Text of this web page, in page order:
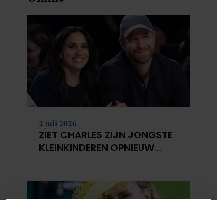
2 juli 2026
ZIET CHARLES ZIJN JONGSTE
KLEINKINDEREN OPNIEUW